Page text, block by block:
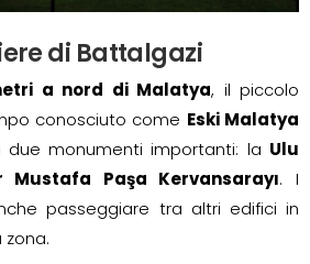
di Battalgazi
a nord di Malatya, il piccolo
conosciuto come Eski Malatya
due monumenti importanti: la Ulu
Mustafa Paşa Kervansarayı. I
passeggiare tra altri edifici in
zona.